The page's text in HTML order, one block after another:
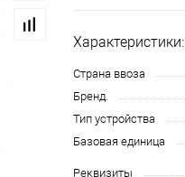
Характеристики:
Страна ввоза
Бренд.
Тип устройства
Базовая единица
Реквизиты